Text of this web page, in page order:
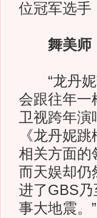
位冠军选手
舞美师
“龙丹妮
会跟往年一
卫视跨年演
《龙丹妮
相关方面的
而天娱却仍
进了GBS
事大地震。